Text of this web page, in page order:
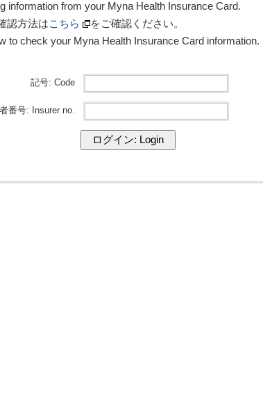
information from your Myna Health Insurance Card.
認方法はこちら
をご確認ください。
to check your Myna Health Insurance Card information.
記号: Code
番号: Insurer no.